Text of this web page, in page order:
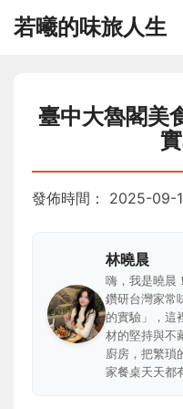
若曦的味旅人生
臺中大魯閣美
發佈時間： 2025-09-
林曉晨
嗨，我是曉晨
鑽研台灣家常
的實驗」，這
材的堅持與不
廚房，把繁瑣
家餐桌天天都